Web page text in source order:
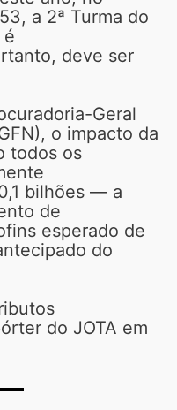
a 2ª Turma do
é
deve ser
Geral
o impacto da
todos os
bilhões — a
de
esperado de
do
do JOTA em